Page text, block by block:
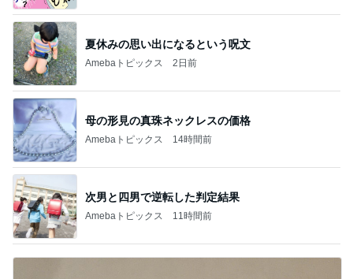
夏休みの思い出になるという呪文
Amebaトピックス 2日前
母の形見の真珠ネックレスの価格
Amebaトピックス 14時間前
次男と四男で逆転した判定結果
Amebaトピックス 11時間前